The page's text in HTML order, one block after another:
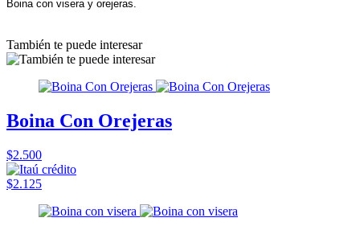
Boina con visera y orejeras.
También te puede interesar
Boina Con Orejeras
$2.500
$2.125